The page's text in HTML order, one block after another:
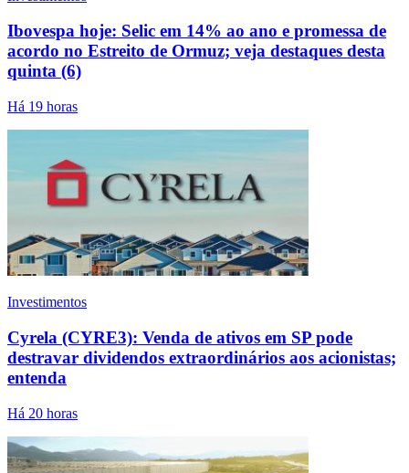
Ibovespa hoje: Selic em 14% ao ano e promessa de
acordo no Estreito de Ormuz; veja destaques desta
quinta (6)
Há 19 horas
Investimentos
Cyrela (CYRE3): Venda de ativos em SP pode
destravar dividendos extraordinários aos acionistas;
entenda
Há 20 horas